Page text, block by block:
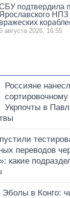
подтвердила
Ярославского НПЗ
вражеских
августа 2026, 16:55
Россияне
сортировочному
Укрпочты в
переводов
какие
в Конго: